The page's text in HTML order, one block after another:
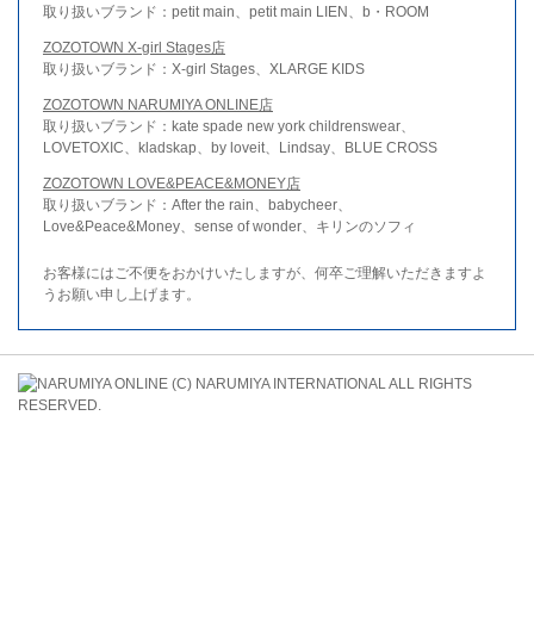
取り扱いブランド：petit main、petit main LIEN、b・ROOM
ZOZOTOWN X-girl Stages店
取り扱いブランド：X-girl Stages、XLARGE KIDS
ZOZOTOWN NARUMIYA ONLINE店
取り扱いブランド：kate spade new york childrenswear、
LOVETOXIC、kladskap、by loveit、Lindsay、BLUE CROSS
ZOZOTOWN LOVE&PEACE&MONEY店
取り扱いブランド：After the rain、babycheer、
Love&Peace&Money、sense of wonder、キリンのソフィ
お客様にはご不便をおかけいたしますが、何卒ご理解いただきますよ
うお願い申し上げます。